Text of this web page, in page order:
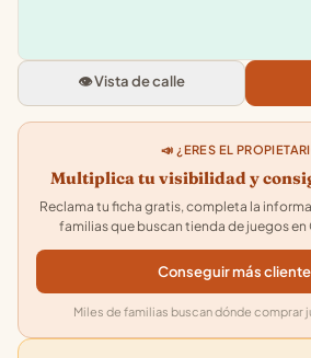
👁️ Vista de calle
📣 ¿ERES EL
Multiplica tu visibilidad y
Reclama tu ficha gratis, completa la
familias que buscan tienda de juegos en
Conseguir más
Miles de familias buscan dónde comprar